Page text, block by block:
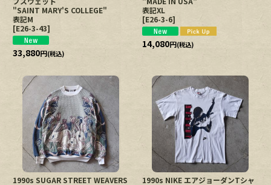
"SAINT MARY'S COLLEGE"
表記M
[E26-3-43]
33,880円(税込)
表記XL
[E26-3-6]
14,080円(税込)
1990s SUGAR STREET WEAVERS
1990s NIKE エアジョーダンTシャ